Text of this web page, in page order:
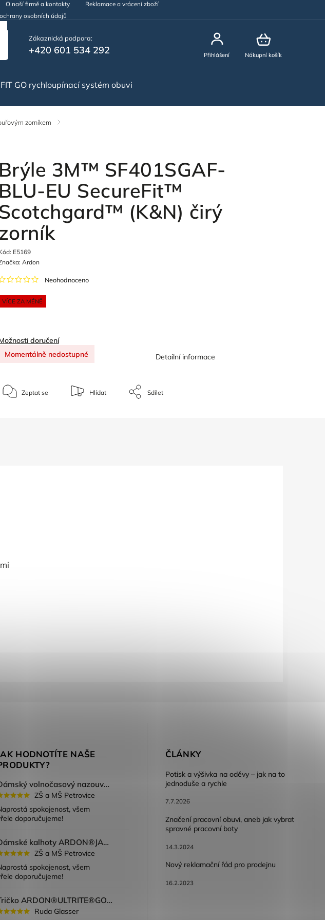
O naší firmě a kontakty
Reklamace a vrácení zboží
osobních údajů
Zákaznická podpora:
+420 601 534 292 Nákupní košík
Přihlášení
FIT GO rychloupínací systém obuvi
zorníkem /
Brýle 3M™ SF401SGAF-
BLU-EU SecureFit™
Scotchgard™ (K&N) čirý
E5169
VÍCE ZA MÉNĚ
Neohodnoceno
Ardon
doručení
Momentálně nedostupné
Detailní informace
Zeptat se Hlídat Sdílet
HODNOTÍTE NAŠE
Dámský volnočasový nazouvák ARDON®JUNO - růžová
ZŠ a MŠ Petrovice
spokojenost, všem
doporučujeme!
Dámské kalhoty ARDON®JASVENA šedá
ZŠ a MŠ Petrovice
spokojenost, všem
doporučujeme!
Tričko ARDON®ULTRITE®GO! dámské růžová
Ruda Glasser
ČLÁNKY
Potisk a výšivka na oděvy – jak na to
jednoduše a rychle
7.7.2026
Značení pracovní obuvi, aneb jak vybrat
spravné pracovní boty
14.3.2024
Nový reklamační řád pro prodejnu
16.2.2023